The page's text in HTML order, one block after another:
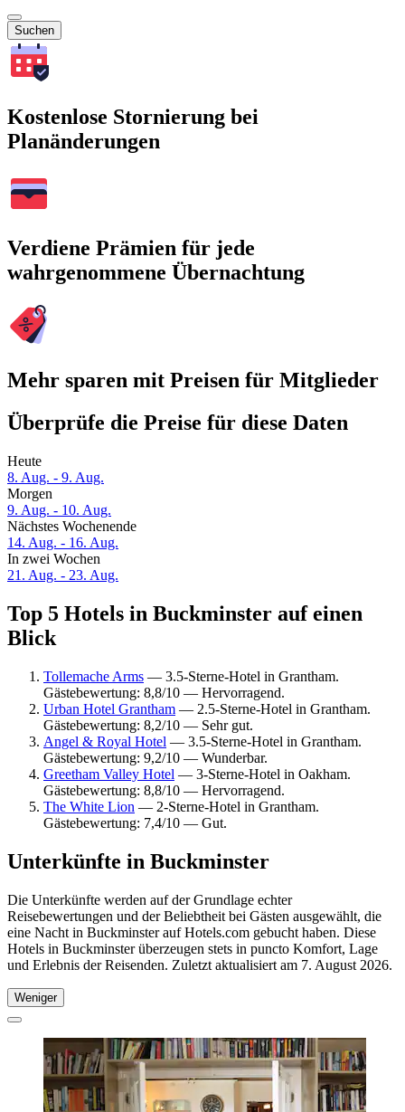
Suchen
Kostenlose Stornierung bei
Planänderungen
Verdiene Prämien für jede
wahrgenommene Übernachtung
Mehr sparen mit Preisen für Mitglieder
Überprüfe die Preise für diese Daten
Heute
8. Aug. - 9. Aug.
Morgen
9. Aug. - 10. Aug.
Nächstes Wochenende
14. Aug. - 16. Aug.
In zwei Wochen
21. Aug. - 23. Aug.
Top 5 Hotels in Buckminster auf einen
Blick
Tollemache Arms — 3.5-Sterne-Hotel in Grantham.
Gästebewertung: 8,8/10 — Hervorragend.
Urban Hotel Grantham — 2.5-Sterne-Hotel in Grantham.
Gästebewertung: 8,2/10 — Sehr gut.
Angel & Royal Hotel — 3.5-Sterne-Hotel in Grantham.
Gästebewertung: 9,2/10 — Wunderbar.
Greetham Valley Hotel — 3-Sterne-Hotel in Oakham.
Gästebewertung: 8,8/10 — Hervorragend.
The White Lion — 2-Sterne-Hotel in Grantham.
Gästebewertung: 7,4/10 — Gut.
Unterkünfte in Buckminster
Die Unterkünfte werden auf der Grundlage echter
Reisebewertungen und der Beliebtheit bei Gästen ausgewählt, die
eine Nacht in Buckminster auf Hotels.com gebucht haben. Diese
Hotels in Buckminster überzeugen stets in puncto Komfort, Lage
und Erlebnis der Reisenden. Zuletzt aktualisiert am 7. August 2026.
Weniger